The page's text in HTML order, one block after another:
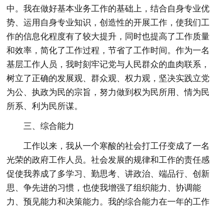
中。我在做好基本业务工作的基础上，结合自身专业优
势、运用自身专业知识，创造性的开展工作，使我们工
作的信息化程度有了较大提升，同时也提高了工作质量
和效率，简化了工作过程，节省了工作时间。作为一名
基层工作人员，我时刻牢记党与人民群众的血肉联系，
树立了正确的发展观、群众观、权力观，坚决实践立党
为公、执政为民的宗旨，努力做到权为民所用、情为民
所系、利为民所谋。
三、综合能力
工作以来，我从一个寒酸的社会打工仔变成了一名
光荣的政府工作人员。社会发展的规律和工作的责任感
促使我养成了多学习、勤思考、讲政治、端品行、创新
思、争先进的习惯，也使我增强了组织能力、协调能
力、预见能力和决策能力。我的综合能力在一年的工作